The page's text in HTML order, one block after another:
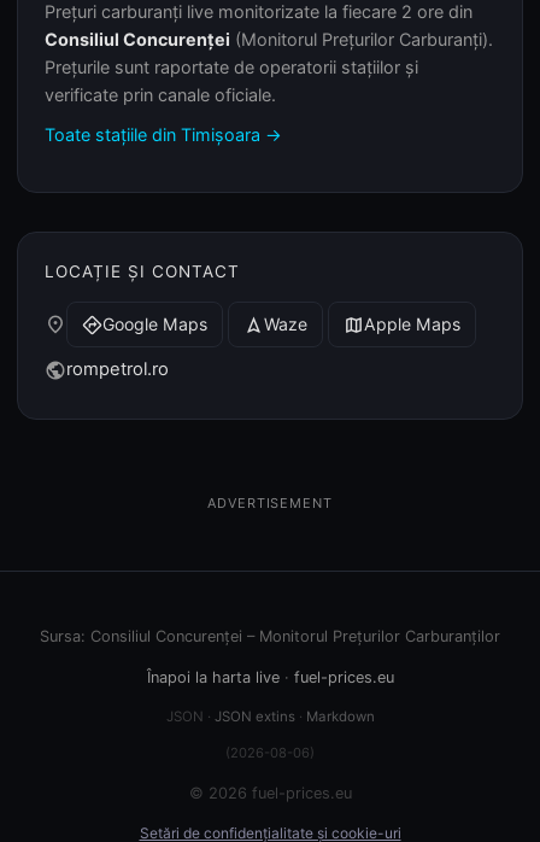
Prețuri carburanți live monitorizate la fiecare 2 ore din
Consiliul Concurenței (Monitorul Prețurilor Carburanți).
Prețurile sunt raportate de operatorii stațiilor și
verificate prin canale oficiale.
Toate stațiile din Timișoara →
LOCAȚIE ȘI CONTACT
place directionsGoogle Maps navigation Waze mapApple Maps
publicrompetrol.ro
ADVERTISEMENT
Sursa: Consiliul Concurenței – Monitorul Prețurilor Carburanților
Înapoi la harta live· fuel-prices.eu
JSON · JSON extins· Markdown
(2026-08-06)
© 2026 fuel-prices.eu
Setări de confidențialitate și cookie-uri